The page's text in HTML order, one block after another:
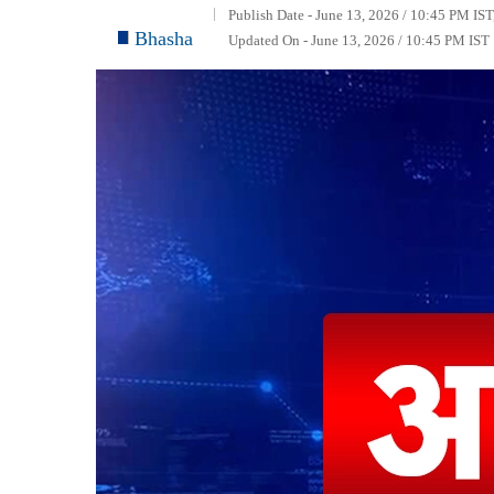
Bhasha
Publish Date - June 13, 2026 / 10:45 PM
Updated On - June 13, 2026 / 10:45 PM IST